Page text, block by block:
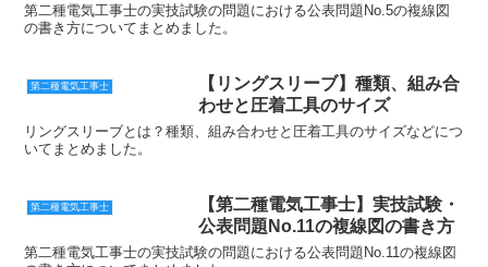
第二種電気工事士の実技試験の問題における公表問題No.5の複線図
の書き方についてまとめました。
第二種電気工事士
【リングスリーブ】種類、組み合
わせと圧着工具のサイズ
リングスリーブとは？種類、組み合わせと圧着工具のサイズなどにつ
いてまとめました。
第二種電気工事士
【第二種電気工事士】実技試験・
公表問題No.11の複線図の書き方
第二種電気工事士の実技試験の問題における公表問題No.11の複線図